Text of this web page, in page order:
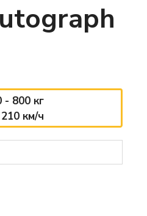
- 800 кг
км/ч